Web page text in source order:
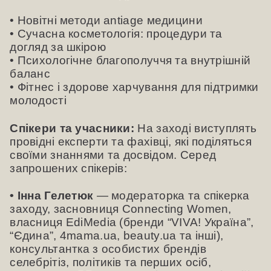
• Новітні методи antiage медицини
• Сучасна косметологія: процедури та
догляд за шкірою
• Психологічне благополуччя та внутрішній
баланс
• Фітнес і здорове харчування для підтримки
молодості
Спікери та учасники: На заході виступлять
провідні експерти та фахівці, які поділяться
своїми знаннями та досвідом. Серед
запрошених спікерів:
• Інна Гелетюк — модераторка та спікерка
заходу, засновниця Connecting Women,
власниця EdiMedia (бренди “VIVA! Україна”,
“Єдина”, 4mama.ua, beauty.ua та інші),
консультантка з особистих брендів
селебрітіз, політиків та перших осіб,